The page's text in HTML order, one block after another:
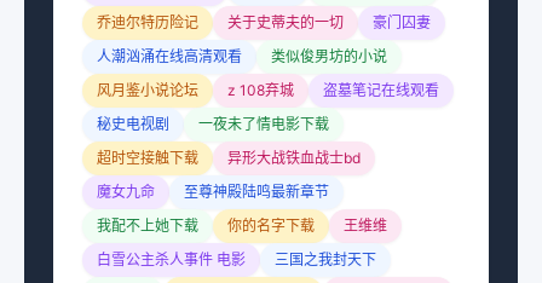
乔迪尔特历险记
关于史蒂夫的一切
豪门囚妻
人潮汹涌在线高清观看
类似俊男坊的小说
风月鉴小说论坛
z 108弃城
盗墓笔记在线观看
秘史电视剧
一夜未了情电影下载
超时空接触下载
异形大战铁血战士bd
魔女九命
至尊神殿陆鸣最新章节
我配不上她下载
你的名字下载
王维维
白雪公主杀人事件 电影
三国之我封天下